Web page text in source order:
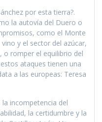
por esta tierra?.
la autovía del Duero o
como el Monte
y el sector del azúcar,
o romper el equilibrio del
ataques tienen una
a las europeas: Teresa
incompetencia del
la certidumbre y la